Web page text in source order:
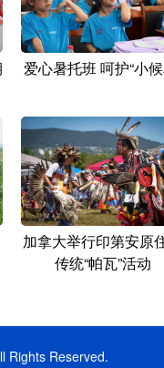
爱心暑托班 呵护“小
加拿大举行印第安原
传统“帕瓦”活动
Rights Reserved.